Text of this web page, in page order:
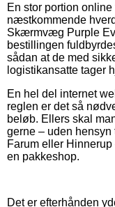
En stor portion
næstkommende
Skærmvæg Purple
bestillingen
sådan at de med
logistikansatte tager
En hel del internet
reglen er det så
beløb. Ellers skal
gerne – uden
Farum eller
en pakkeshop.
Det er efterhånden